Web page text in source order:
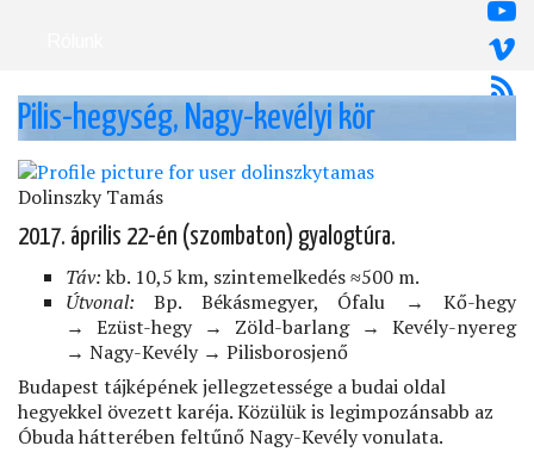
Pilis-hegység, Nagy-kevélyi kör
Dolinszky Tamás
2017. április 22-én (szombaton) gyalogtúra.
Táv: kb. 10,5 km, szintemelkedés ≈500 m.
Útvonal: Bp. Békásmegyer, Ófalu → Kő-hegy
→ Ezüst-hegy → Zöld-barlang → Kevély-nyereg
→ Nagy-Kevély → Pilisborosjenő
Budapest tájképének jellegzetessége a budai oldal
hegyekkel övezett karéja. Közülük is legimpozánsabb az
Óbuda hátterében feltűnő Nagy-Kevély vonulata.